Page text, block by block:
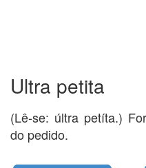
Ultra petita
(Lê-se: últra petíta.)
do pedido.